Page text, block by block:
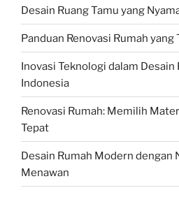
Desain Ruang Tamu yang
Panduan Renovasi Rumah
Inovasi Teknologi dalam Desain
Indonesia
Renovasi Rumah: Memilih
Tepat
Desain Rumah Modern dengan
Menawan